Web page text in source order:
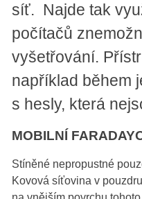
síť. Najde tak
počítačů
vyšetřování.
například během
s hesly, která
MOBILNÍ
Stíněné nepropustné
Kovová síťovina v